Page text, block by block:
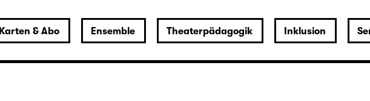
Karten & Abo Ensemble Theaterpädagogik Inklusion